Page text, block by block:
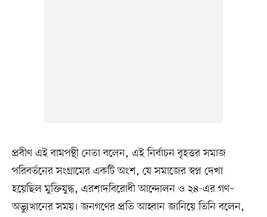
প্রবীণ এই বামপন্থী নেতা বলেন, এই নির্বাচন বৃহত্তর সমাজ
পরিবর্তনের সংগ্রামের একটি অংশ, যে সমাজের স্বপ্ন দেখা
হয়েছিল মুক্তিযুদ্ধ, এরশাদবিরোধী আন্দোলন ও ২৪-এর গণ–
অভ্যুত্থানের সময়। জনগণের প্রতি আহ্বান জানিয়ে তিনি বলেন,